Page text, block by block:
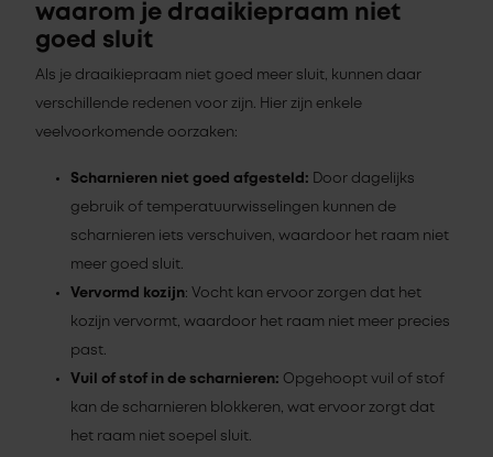
waarom je draaikiepraam niet
goed sluit
Als je draaikiepraam niet goed meer sluit, kunnen daar
verschillende redenen voor zijn. Hier zijn enkele
veelvoorkomende oorzaken:
Scharnieren niet goed afgesteld: Door dagelijks
gebruik of temperatuurwisselingen kunnen de
scharnieren iets verschuiven, waardoor het raam niet
meer goed sluit.
Vervormd kozijn: Vocht kan ervoor zorgen dat het
kozijn vervormt, waardoor het raam niet meer precies
past.
Vuil of stof in de scharnieren: Opgehoopt vuil of stof
kan de scharnieren blokkeren, wat ervoor zorgt dat
het raam niet soepel sluit.